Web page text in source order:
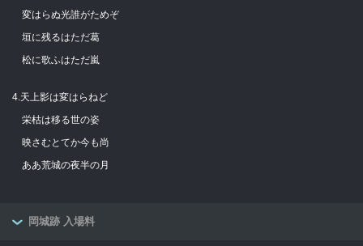
変はらぬ光誰がためぞ
垣に残るはただ葛
松に歌ふはただ嵐
4.天上影は変はらねど
栄枯は移る世の姿
映さむとてか今も尚
ああ荒城の夜半の月
岡城跡 入場料